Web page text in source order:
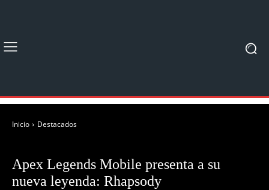
Inicio Destacados
Apex Legends Mobile presenta a su
nueva leyenda: Rhapsody